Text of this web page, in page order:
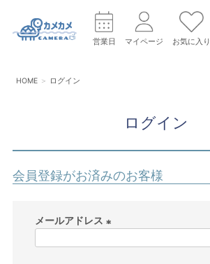
営業日 マイページ お気に入り
HOME ログイン
ログイン
会員登録がお済みのお客様
メールアドレス